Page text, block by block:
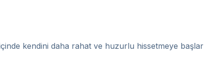
kendini daha rahat ve huzurlu hissetmeye başlar